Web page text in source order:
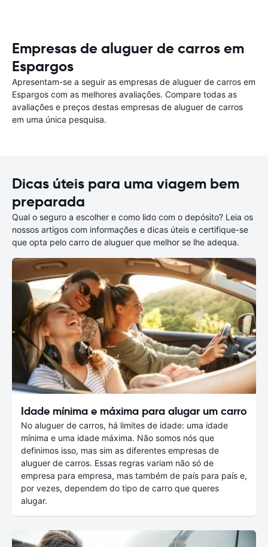
Empresas de aluguer de carros em
Espargos
Apresentam-se a seguir as empresas de aluguer de carros em
Espargos com as melhores avaliações. Compare todas as
avaliações e preços destas empresas de aluguer de carros
em uma única pesquisa.
Dicas úteis para uma viagem bem
preparada
Qual o seguro a escolher e como lido com o depósito? Leia os
nossos artigos com informações e dicas úteis e certifique-se
que opta pelo carro de aluguer que melhor se lhe adequa.
Idade mínima e máxima para alugar um carro
No aluguer de carros, há limites de idade: uma idade
mínima e uma idade máxima. Não somos nós que
definimos isso, mas sim as diferentes empresas de
aluguer de carros. Essas regras variam não só de
empresa para empresa, mas também de país para país e,
por vezes, dependem do tipo de carro que queres
alugar.